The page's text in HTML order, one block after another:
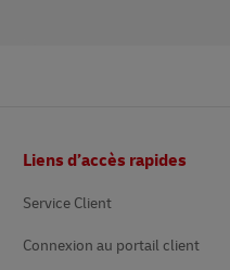
de
Liens d’accès rapides
Service Client
Connexion au portail client